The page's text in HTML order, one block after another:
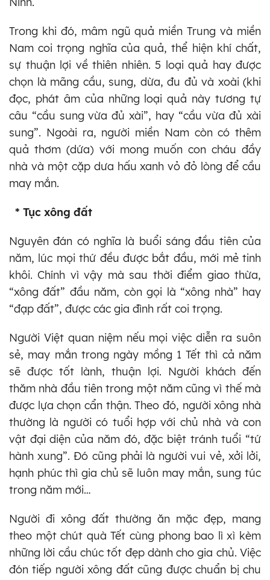
Trong khi đó, mâm ngũ quả miền Trung và miền
Nam coi trọng nghĩa của quả, thể hiện khí chất,
sự thuận lợi về thiên nhiên. 5 loại quả hay được
chọn là mãng cầu, sung, dừa, đu đủ và xoài (khi
đọc, phát âm của những loại quả này tương tự
câu “cầu sung vừa đủ xài”, hay “cầu vừa đủ xài
sung”. Ngoài ra, người miền Nam còn có thêm
quả thơm (dứa) với mong muốn con cháu đầy
nhà và một cặp dưa hấu xanh vỏ đỏ lòng để cầu
may mắn.
* Tục xông đất
Nguyên đán có nghĩa là buổi sáng đầu tiên của
năm, lúc mọi thứ đều được bắt đầu, mới mẻ tinh
khôi. Chính vì vậy mà sau thời điểm giao thừa,
“xông đất” đầu năm, còn gọi là “xông nhà” hay
“đạp đất”, được các gia đình rất coi trọng.
Người Việt quan niệm nếu mọi việc diễn ra suôn
sẻ, may mắn trong ngày mồng 1 Tết thì cả năm
sẽ được tốt lành, thuận lợi. Người khách đến
thăm nhà đầu tiên trong một năm cũng vì thế mà
được lựa chọn cẩn thận. Theo đó, người xông nhà
thường là người có tuổi hợp với chủ nhà và con
vật đại diện của năm đó, đặc biệt tránh tuổi “tứ
hành xung”. Đó cũng phải là người vui vẻ, xởi lởi,
hạnh phúc thì gia chủ sẽ luôn may mắn, sung túc
trong năm mới…
Người đi xông đất thường ăn mặc đẹp, mang
theo một chút quà Tết cùng phong bao lì xì kèm
những lời cầu chúc tốt đẹp dành cho gia chủ. Việc
đón tiếp người xông đất cũng được chuẩn bị chu